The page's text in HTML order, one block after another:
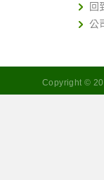
回
公
Copyright ©